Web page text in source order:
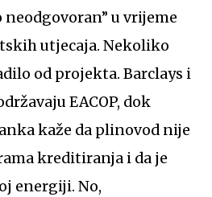
neodgovoran” u vrijeme
utjecaja. Nekoliko
od projekta. Barclays i
EACOP, dok
kaže da plinovod nije
kreditiranja i da je
energiji. No,